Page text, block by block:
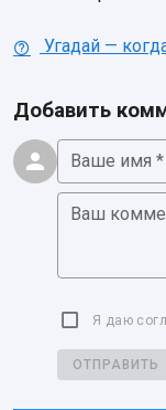
Угадай —
Добавить
Ваше имя *
Ваш
Я даю
ОТПРАВИТЬ